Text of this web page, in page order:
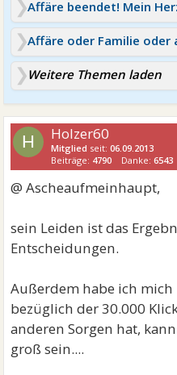
Affäre oder Familie oder
Weitere Themen laden
H Holzer60
Mitglied seit:06.09.2013
Beiträge: 4790 Danke:6543
@ Ascheaufmeinhaupt,
sein Leiden ist das
Entscheidungen.
Außerdem habe ich
bezüglich der 30.000
anderen Sorgen hat,
groß sein....